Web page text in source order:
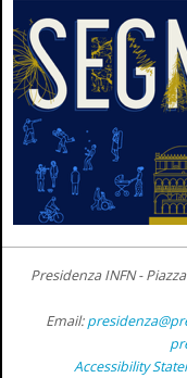
Presidenza INFN -
Email:
Accessibility